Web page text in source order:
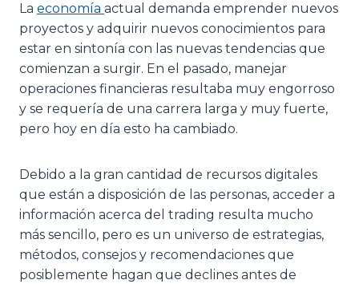
La economía actual demanda emprender nuevos
proyectos y adquirir nuevos conocimientos para
estar en sintonía con las nuevas tendencias que
comienzan a surgir. En el pasado, manejar
operaciones financieras resultaba muy engorroso
y se requería de una carrera larga y muy fuerte,
pero hoy en día esto ha cambiado.
Debido a la gran cantidad de recursos digitales
que están a disposición de las personas, acceder a
información acerca del trading resulta mucho
más sencillo, pero es un universo de estrategias,
métodos, consejos y recomendaciones que
posiblemente hagan que declines antes de